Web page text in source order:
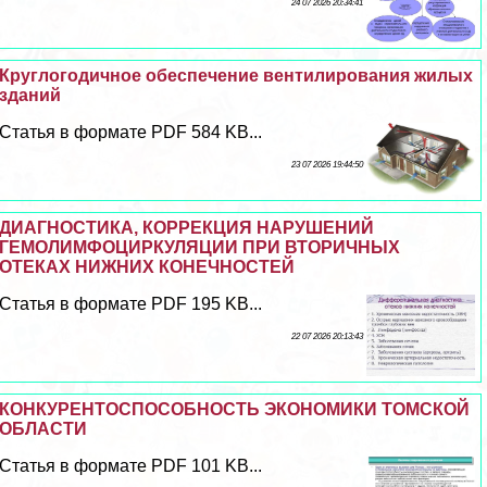
24 07 2026 20:34:41
Круглогодичное обеспечение вентилирования жилых
зданий
Статья в формате PDF 584 KB...
23 07 2026 19:44:50
ДИАГНОСТИКА, КОРРЕКЦИЯ НАРУШЕНИЙ
ГЕМОЛИМФОЦИРКУЛЯЦИИ ПРИ ВТОРИЧНЫХ
ОТЕКАХ НИЖНИХ КОНЕЧНОСТЕЙ
Статья в формате PDF 195 KB...
22 07 2026 20:13:43
КОНКУРЕНТОСПОСОБНОСТЬ ЭКОНОМИКИ ТОМСКОЙ
ОБЛАСТИ
Статья в формате PDF 101 KB...